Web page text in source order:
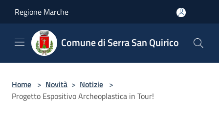
Regione Marche
Comune di Serra San Quirico
Home > Novità > Notizie >
Progetto Espositivo Archeoplastica in Tour!